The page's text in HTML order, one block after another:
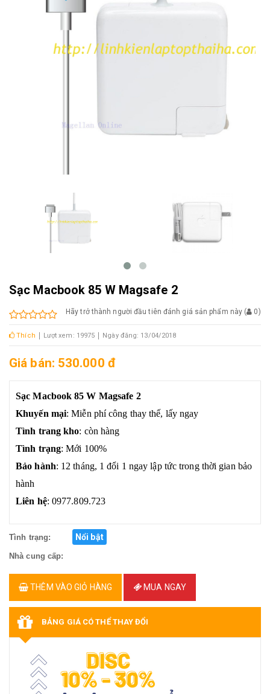
Sạc Macbook 85 W Magsafe 2
Hãy trở thành người đầu tiên đánh giá sản phẩm này ( 0)
Thích Lượt xem: 19975 Ngày đăng: 13/04/2018
Giá bán: 530.000 đ
Sạc Macbook 85 W Magsafe 2
Khuyến mại: Miễn phí công thay thế, lấy ngay
Tình trang kho: còn hàng
Tình trạng: Mới 100%
Bảo hành: 12 tháng, 1 đổi 1 ngay lập tức trong thời gian bảo
hành
Liên hệ: 0977.809.723
Tình trạng: Nổi bật
Nhà cung cấp:
THÊM VÀO GIỎ HÀNG MUA NGAY
BẢNG GIÁ CÓ THỂ THAY ĐỔI